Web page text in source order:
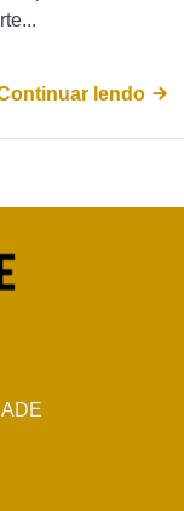
lendo